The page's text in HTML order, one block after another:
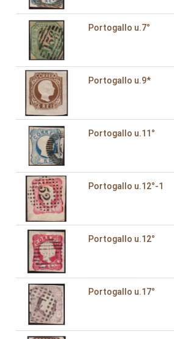
Portogallo u.7°
Portogallo u.9*
Portogallo u.11°
Portogallo u.12°-1
Portogallo u.12°
Portogallo u.17°